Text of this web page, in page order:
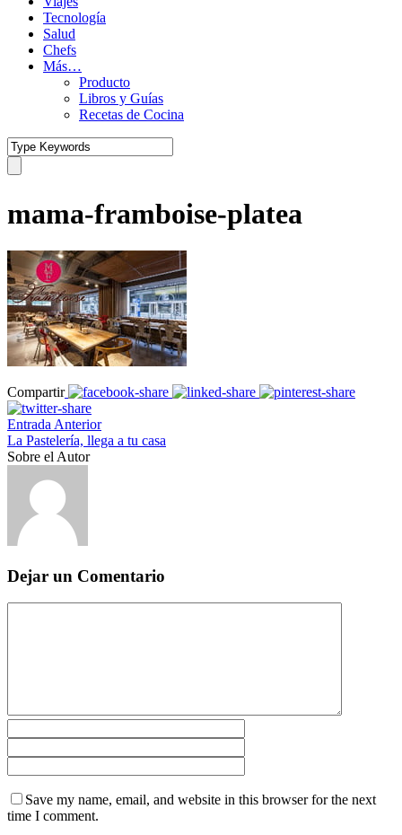
Tecnología
Salud
Chefs
Más…
Producto
Libros y Guías
Recetas de Cocina
mama-framboise-platea
Compartir
Entrada Anterior
La Pastelería, llega a tu casa
Sobre el Autor
Dejar un Comentario
Save my name, email, and website in this browser for the next
time I comment.